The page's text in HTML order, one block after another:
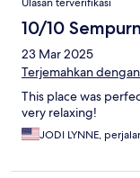
Ulasan terverifikasi
10/10
23 Mar 2025
Terjemahkan
This place was
very relaxing!
JODI LYNNE,